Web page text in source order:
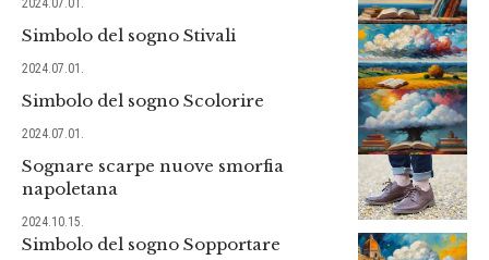
2024.07.01.
Simbolo del sogno Stivali
2024.07.01.
Simbolo del sogno Scolorire
2024.07.01.
Sognare scarpe nuove smorfia
napoletana
2024.10.15.
Simbolo del sogno Sopportare